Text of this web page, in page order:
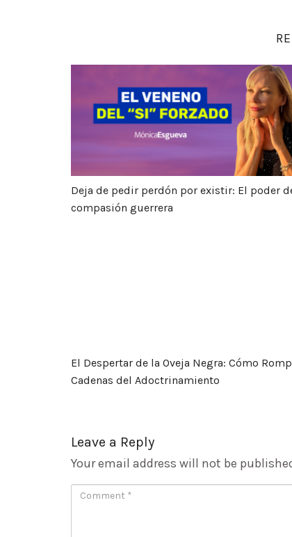
Deja de pedir perdón por existir: El
Deja de pedir perdón por existir: El poder
compasión guerrera
El Despertar de la Oveja Negra: Cómo
Cadenas del Adoctrinamiento
Leave a Reply
Your email address will not be